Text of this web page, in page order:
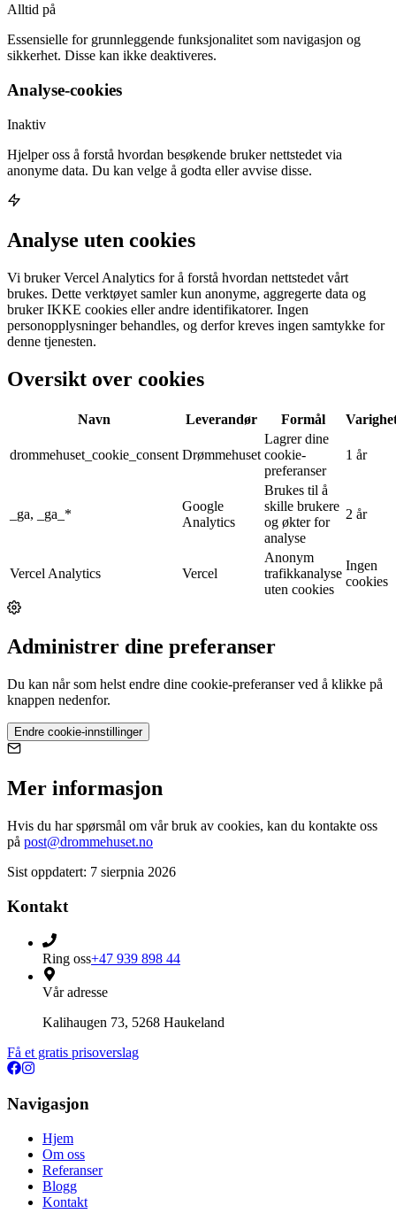
Alltid på
Essensielle for grunnleggende funksjonalitet som navigasjon og
sikkerhet. Disse kan ikke deaktiveres.
Analyse-cookies
Inaktiv
Hjelper oss å forstå hvordan besøkende bruker nettstedet via
anonyme data. Du kan velge å godta eller avvise disse.
Analyse uten cookies
Vi bruker Vercel Analytics for å forstå hvordan nettstedet vårt
brukes. Dette verktøyet samler kun anonyme, aggregerte data og
bruker IKKE cookies eller andre identifikatorer. Ingen
personopplysninger behandles, og derfor kreves ingen samtykke for
denne tjenesten.
Oversikt over cookies
Navn Leverandør Formål
drommehuset_cookie_consent Drømmehuset
Lagrer dine
cookie-
preferanser
1 år
_ga, _ga_*
Google
Analytics
Brukes til å
skille brukere
og økter for
analyse
2 år
Vercel Analytics Vercel
Anonym
trafikkanalyse
uten cookies
Ingen
cookies
Administrer dine preferanser
Du kan når som helst endre dine cookie-preferanser ved å klikke på
knappen nedenfor.
Endre cookie-innstillinger
Mer informasjon
Hvis du har spørsmål om vår bruk av cookies, kan du kontakte oss
på post@drommehuset.no
Sist oppdatert: 7 sierpnia 2026
Kontakt
Ring oss+47 939 898 44
Vår adresse
Kalihaugen 73, 5268 Haukeland
Få et gratis prisoverslag
Navigasjon
Hjem
Om oss
Referanser
Blogg
Kontakt